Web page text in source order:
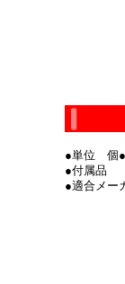
●単位 個
●付属品
●適合メー